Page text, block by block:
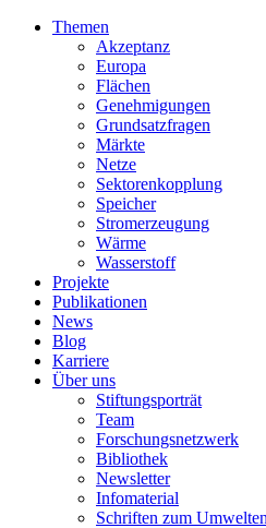
Themen
Akzeptanz
Europa
Flächen
Genehmigungen
Grundsatzfragen
Märkte
Netze
Sektorenkopplung
Speicher
Stromerzeugung
Wärme
Wasserstoff
Projekte
Publikationen
News
Blog
Karriere
Über uns
Stiftungsporträt
Team
Forschungsnetzwerk
Bibliothek
Newsletter
Infomaterial
Schriften zum